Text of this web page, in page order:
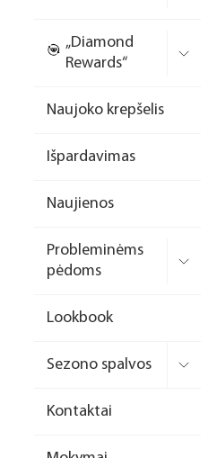
formelės/priedai
Dildės
Įrankiai
Laufwunder
priemonės
„Diamond
Rewards“
Naujoko krepšelis
Išpardavimas
Naujienos
Probleminėms
pėdoms
Lookbook
Sezono spalvos
Kontaktai